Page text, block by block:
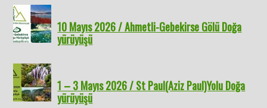
10 Mayıs 2026 / Ahmetli-Gebekirse Gölü Doğa
yürüyüşü
1 – 3 Mayıs 2026 / St Paul(Aziz Paul)Yolu Doğa
yürüyüşü